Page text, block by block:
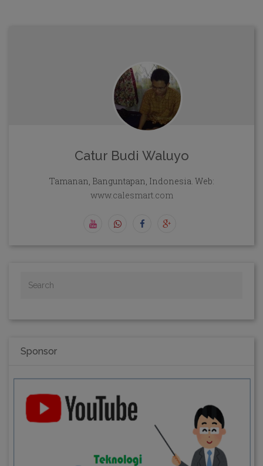
Catur Budi Waluyo
Tamanan, Banguntapan, Indonesia. Web:
www.calesmart.com
Sponsor